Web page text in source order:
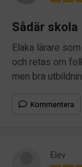
Sådär skola
Elaka lärare
och retas om
men bra
Kommentera
Elev